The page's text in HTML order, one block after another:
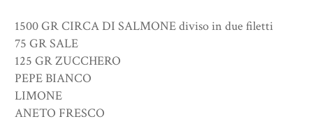
1500 GR CIRCA DI SALMONE diviso in due filetti
75 GR SALE
125 GR ZUCCHERO
PEPE BIANCO
LIMONE
ANETO FRESCO